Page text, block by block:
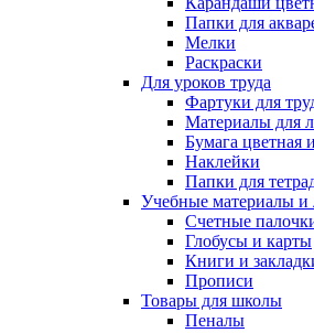
Папки для
Мелки
Раскраски
Для уроков труда
Фартуки для
Материалы для
Бумага цветная
Наклейки
Папки для
Учебные материалы и
Счетные
Глобусы и карты
Книги и
Прописи
Товары для школы
Пеналы